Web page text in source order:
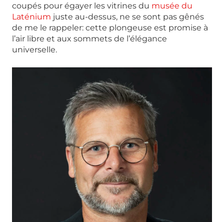
coupés pour égayer les vitrines du musée du
Laténium juste au-dessus, ne se sont pas gênés
de me le rappeler: cette plongeuse est promise à
l’air libre et aux sommets de l’élégance
universelle.